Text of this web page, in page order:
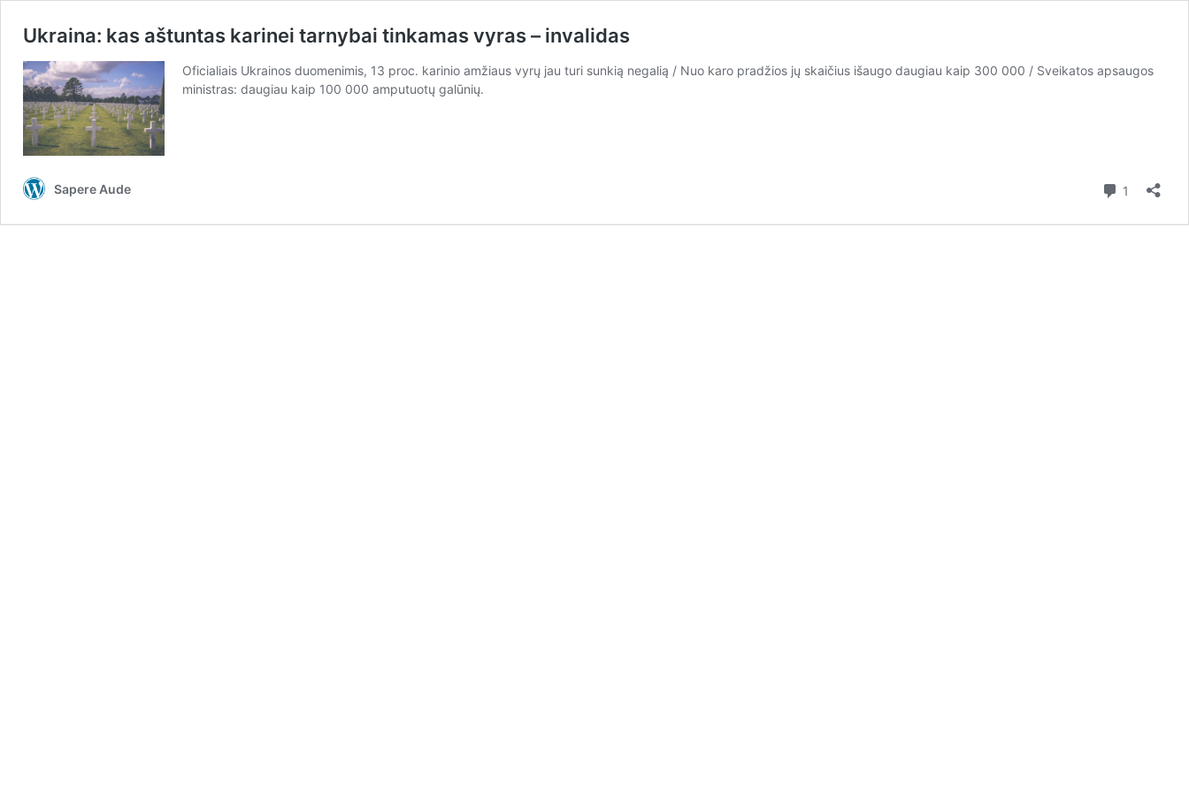
Ukraina: kas aštuntas karinei tarnybai tinkamas vyras – invalidas
Oficialiais Ukrainos duomenimis, 13 proc. karinio amžiaus vyrų jau turi sunkią negalią / Nuo karo pradžios jų skaičius išaugo daugiau kaip 300 000 / Sveikatos apsaugos
ministras: daugiau kaip 100 000 amputuotų galūnių.
Sapere Aude 1